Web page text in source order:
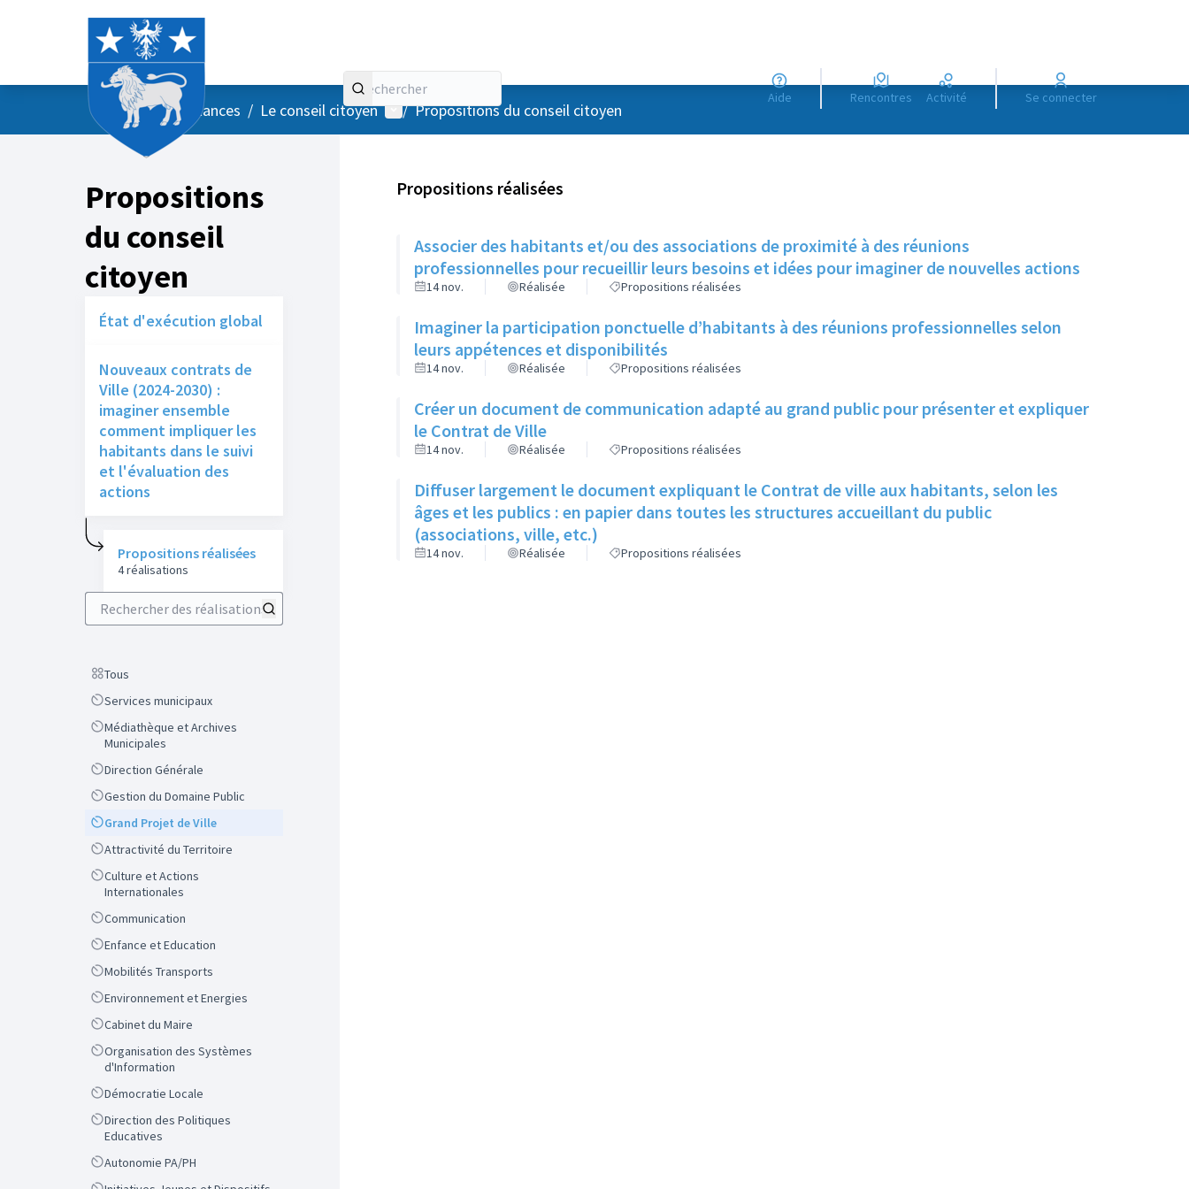
Aide Rencontres Activité Se connecter
AccueilMenu principal
/ Vos instances / Le conseil citoyen Menu utilisateur
/ Propositions du conseil citoyen
Propositions
du conseil
citoyen
État d'exécution global
Nouveaux contrats de
Ville (2024-2030) :
imaginer ensemble
comment impliquer les
habitants dans le suivi
et l'évaluation des
actions
Propositions réalisées
4 réalisations
Rechercher des réalisations
Scope
Tous
ScopeServices municipaux
Scope
Médiathèque et Archives
Municipales
ScopeDirection Générale
ScopeGestion du Domaine Public
ScopeGrand Projet de Ville
ScopeAttractivité du Territoire
Scope
Culture et Actions
Internationales
ScopeCommunication
ScopeEnfance et Education
ScopeMobilités Transports
ScopeEnvironnement et Energies
ScopeCabinet du Maire
Scope
Organisation des Systèmes
d'Information
ScopeDémocratie Locale
Scope
Direction des Politiques
Educatives
ScopeAutonomie PA/PH
Propositions réalisées
Associer des habitants et/ou des associations de proximité à des réunions
professionnelles pour recueillir leurs besoins et idées pour imaginer de nouvelles actions
14 nov. Réalisée Propositions réalisées
Imaginer la participation ponctuelle d’habitants à des réunions professionnelles selon
leurs appétences et disponibilités
14 nov. Réalisée Propositions réalisées
Créer un document de communication adapté au grand public pour présenter et expliquer
le Contrat de Ville
14 nov. Réalisée Propositions réalisées
Diffuser largement le document expliquant le Contrat de ville aux habitants, selon les
âges et les publics : en papier dans toutes les structures accueillant du public
(associations, ville, etc.)
14 nov. Réalisée Propositions réalisées